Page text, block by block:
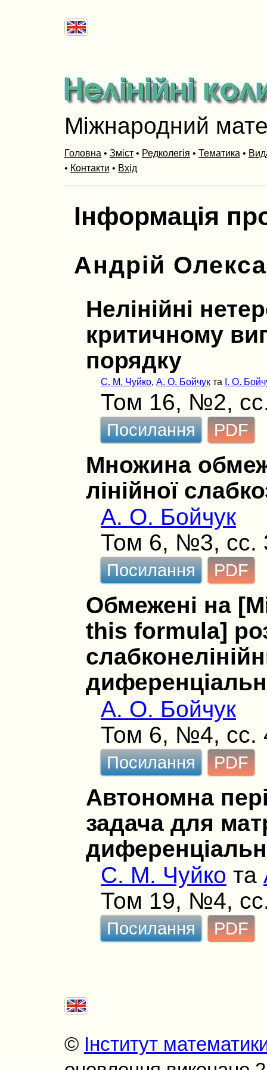
Міжнародний
Головна • Зміст• Редколегія • Тематика •
• Контакти • Вхід
Інформація
Андрій
Нелінійні
критичному
порядку
С. М. Чуйко,А. О. Бойчук та І. О.
Том 16, №2,
Посилання PDF
Множина
лінійної
А. О. Бойчук
Том 6, №3, сс.
Посилання PDF
Обмежені на
this formula]
А. О. Бойчук
Том 6, №4, сс.
Посилання PDF
Автономна
задача для
С. М. Чуйко та
Том 19, №4,
Посилання PDF
© Інститут